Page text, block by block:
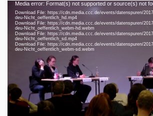
Video
Player
Media error: Format(s) not supported or source(s) not
Download File: https://cdn.media.ccc.de/events/datenspuren/
deu-Nicht_oeffentlich_hd.mp4
Download File: https://cdn.media.ccc.de/events/datenspuren/
deu-Nicht_oeffentlich_webm-hd.webm
Download File: https://cdn.media.ccc.de/events/datenspuren/
deu-Nicht_oeffentlich_sd.mp4
Download File: https://cdn.media.ccc.de/events/datenspuren/
deu-Nicht_oeffentlich_webm-sd.webm